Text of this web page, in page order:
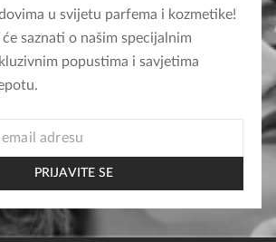
u svijetu parfema i kozmetike!
saznati o našim specijalnim
popustima i savjetima
PRIJAVITE SE